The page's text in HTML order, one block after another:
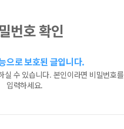
번호 확인
으로 보호된 글입니다.
실 수 있습니다. 본인이라면 비밀번호를
입력하세요.